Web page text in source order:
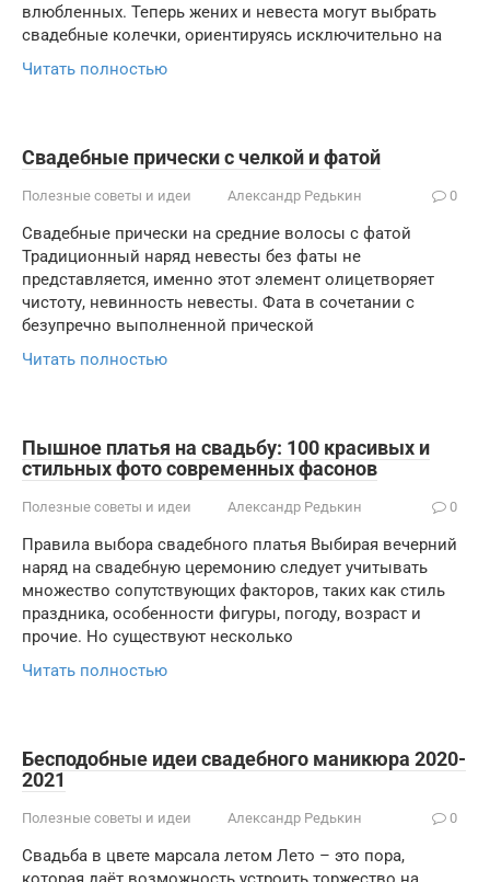
влюбленных. Теперь жених и невеста могут выбрать
свадебные колечки, ориентируясь исключительно на
Читать полностью
Cвадебные прически с челкой и фатой
Полезные советы и идеи Александр Редькин 0
Свадебные прически на средние волосы с фатой
Традиционный наряд невесты без фаты не
представляется, именно этот элемент олицетворяет
чистоту, невинность невесты. Фата в сочетании с
безупречно выполненной прической
Читать полностью
Пышное платья на свадьбу: 100 красивых и
стильных фото современных фасонов
Полезные советы и идеи Александр Редькин 0
Правила выбора свадебного платья Выбирая вечерний
наряд на свадебную церемонию следует учитывать
множество сопутствующих факторов, таких как стиль
праздника, особенности фигуры, погоду, возраст и
прочие. Но существуют несколько
Читать полностью
Бесподобные идеи свадебного маникюра 2020-
2021
Полезные советы и идеи Александр Редькин 0
Свадьба в цвете марсала летом Лето – это пора,